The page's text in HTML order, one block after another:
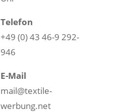
Telefon
+49 (0) 43 46-9 292-
946
E-Mail
mail@textile-
werbung.net